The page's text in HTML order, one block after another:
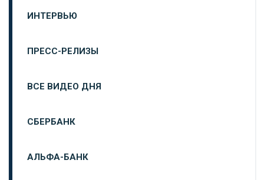
ИНТЕРВЬЮ
ПРЕСС-РЕЛИЗЫ
ВСЕ ВИДЕО ДНЯ
СБЕРБАНК
АЛЬФА-БАНК